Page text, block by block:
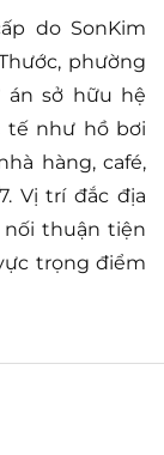
do SonKim
phường
án sở hữu hệ
tế như hồ bơi
hàng, café,
Vị trí đắc địa
thuận tiện
trọng điểm